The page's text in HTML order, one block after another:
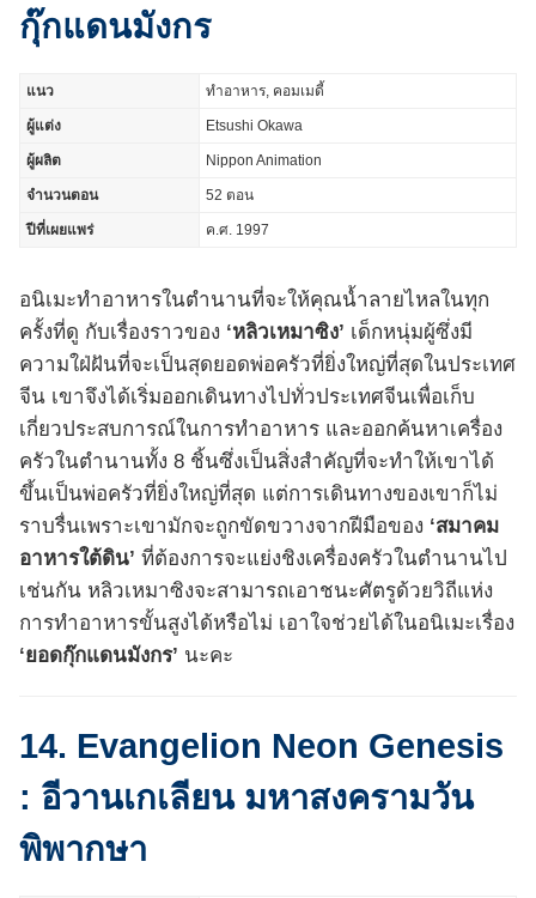
กุ๊กแดนมังกร
แนว ทำอาหาร, คอมเมดี้
ผู้แต่ง Etsushi Okawa
ผู้ผลิต Nippon Animation
จำนวนตอน 52 ตอน
ปีที่เผยแพร่ ค.ศ. 1997
อนิเมะทำอาหารในตำนานที่จะให้คุณน้ำลายไหลในทุก
ครั้งที่ดู กับเรื่องราวของ ‘หลิวเหมาซิง’ เด็กหนุ่มผู้ซึ่งมี
ความใฝ่ฝันที่จะเป็นสุดยอดพ่อครัวที่ยิ่งใหญ่ที่สุดในประเทศ
จีน เขาจึงได้เริ่มออกเดินทางไปทั่วประเทศจีนเพื่อเก็บ
เกี่ยวประสบการณ์ในการทำอาหาร และออกค้นหาเครื่อง
ครัวในตำนานทั้ง 8 ชิ้นซึ่งเป็นสิ่งสำคัญที่จะทำให้เขาได้
ขึ้นเป็นพ่อครัวที่ยิ่งใหญ่ที่สุด แต่การเดินทางของเขาก็ไม่
ราบรื่นเพราะเขามักจะถูกขัดขวางจากฝีมือของ ‘สมาคม
อาหารใต้ดิน’ ที่ต้องการจะแย่งชิงเครื่องครัวในตำนานไป
เช่นกัน หลิวเหมาซิงจะสามารถเอาชนะศัตรูด้วยวิถีแห่ง
การทำอาหารขั้นสูงได้หรือไม่ เอาใจช่วยได้ในอนิเมะเรื่อง
‘ยอดกุ๊กแดนมังกร’ นะคะ
14. Evangelion Neon Genesis
: อีวานเกเลียน มหาสงครามวัน
พิพากษา